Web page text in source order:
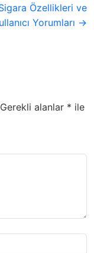
Özellikleri ve
Yorumları →
Gerekli alanlar * ile